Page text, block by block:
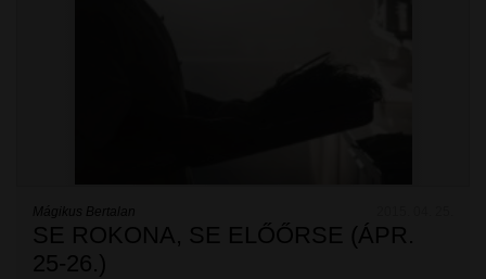
Mágikus Bertalan
SE ROKONA, SE ELŐŐRSE (ÁPR.
25-26.)